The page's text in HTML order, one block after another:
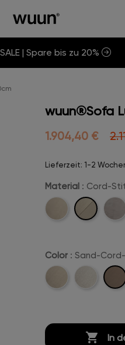
| Spare bis zu 20%
wuun®Sofa
1.904,40 €
Lieferzeit: 1-2
Material : Cord-
Cord
Cord-
Stitch
Color : Sand-
Beige-
Creme-
Stitch
Cord-
 In